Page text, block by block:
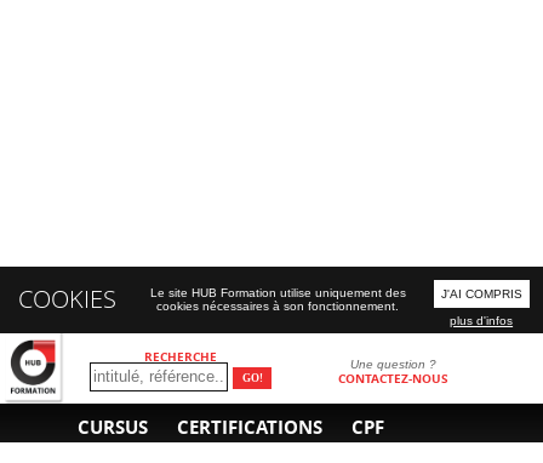
RECHERCHE Une question ?
CONTACTEZ-NOUS
CURSUS CERTIFICATIONS CPF
COOKIES
Le site HUB Formation utilise uniquement des
cookies nécessaires à son fonctionnement.
J'AI COMPRIS
plus d'infos